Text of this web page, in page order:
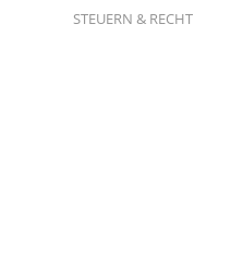
STEUERN & RECHT